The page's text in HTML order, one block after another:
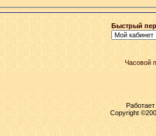
Быстрый
Часовой
Copyright